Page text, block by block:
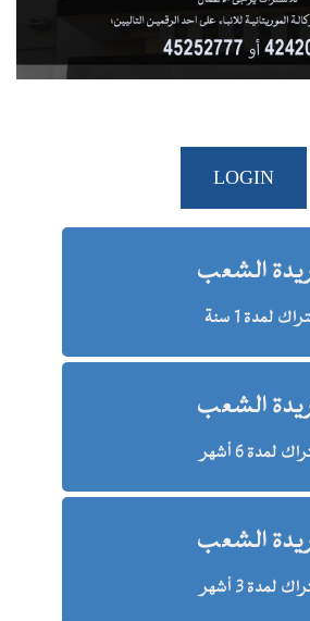
LOGIN
الشعب
لمدة 1 سنة
الشعب
لمدة 6 أشهر
الشعب
لمدة 3 أشهر